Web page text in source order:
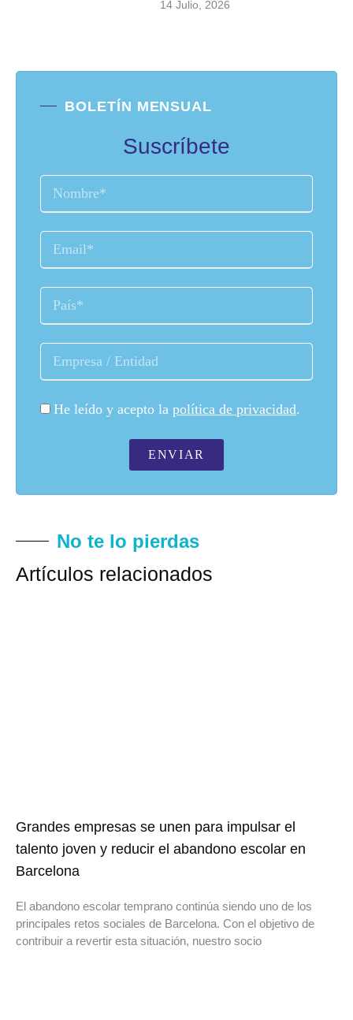
14 Julio, 2026
BOLETÍN MENSUAL
Suscríbete
He leído y acepto la política de privacidad.
ENVIAR
No te lo pierdas
Artículos relacionados
Grandes empresas se unen para impulsar el
talento joven y reducir el abandono escolar en
Barcelona
El abandono escolar temprano continúa siendo uno de los
principales retos sociales de Barcelona. Con el objetivo de
contribuir a revertir esta situación, nuestro socio